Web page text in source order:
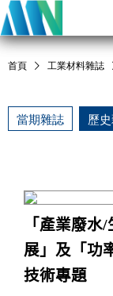
首頁 工業材料雜誌
當期雜誌 歷
「產業廢
展」及「功
技術專題